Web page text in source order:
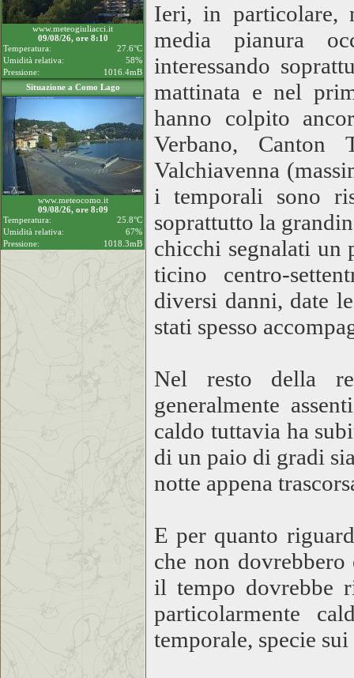
www.meteogiuliacci.it
09/08/26, ore 8:10
Temperatura:
27.6°C
Umidità relativa:
58%
Pressione:
1016.4mB
Situazione a Como Lago
www.meteocomo.it
09/08/26, ore 8:09
Temperatura:
25.8°C
Umidità relativa:
67%
Pressione:
1018.3mB
Ieri, in particolare,
media pianura
interessando
mattinata e nel
hanno colpito
Verbano,
Valchiavenna
i temporali sono
soprattutto la
chicchi segnalati un
ticino centro-
diversi danni, date
stati spesso
Nel resto della
generalmente
caldo tuttavia ha
di un paio di gradi
notte appena
E per quanto
che non
il tempo dovrebbe
particolarmente
temporale, specie